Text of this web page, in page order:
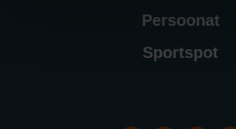
Persoonat
Sportspot